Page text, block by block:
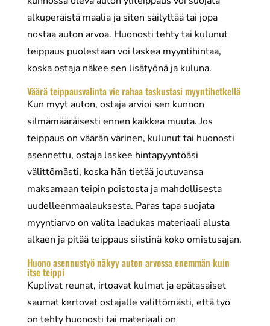
alkuperäistä maalia ja siten säilyttää tai jopa
nostaa auton arvoa. Huonosti tehty tai kulunut
teippaus puolestaan voi laskea myyntihintaa,
koska ostaja näkee sen lisätyönä ja kuluna.
Väärä teippausvalinta vie rahaa taskustasi myyntihetkellä
Kun myyt auton, ostaja arvioi sen kunnon
silmämääräisesti ennen kaikkea muuta. Jos
teippaus on väärän värinen, kulunut tai huonosti
asennettu, ostaja laskee hintapyyntöäsi
välittömästi, koska hän tietää joutuvansa
maksamaan teipin poistosta ja mahdollisesta
uudelleenmaalauksesta. Paras tapa suojata
myyntiarvo on valita laadukas materiaali alusta
alkaen ja pitää teippaus siistinä koko omistusajan.
Huono asennustyö näkyy auton arvossa enemmän kuin
itse teippi
Kuplivat reunat, irtoavat kulmat ja epätasaiset
saumat kertovat ostajalle välittömästi, että työ
on tehty huonosti tai materiaali on